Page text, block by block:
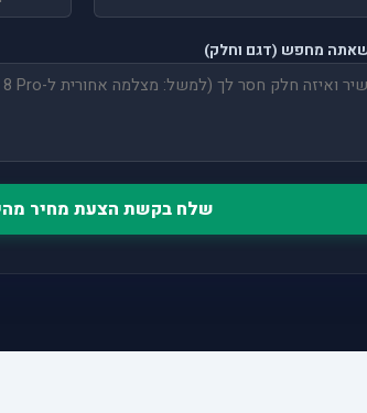
מחפש (דגם וחלק)
שלח בקשת הצעת מחיר